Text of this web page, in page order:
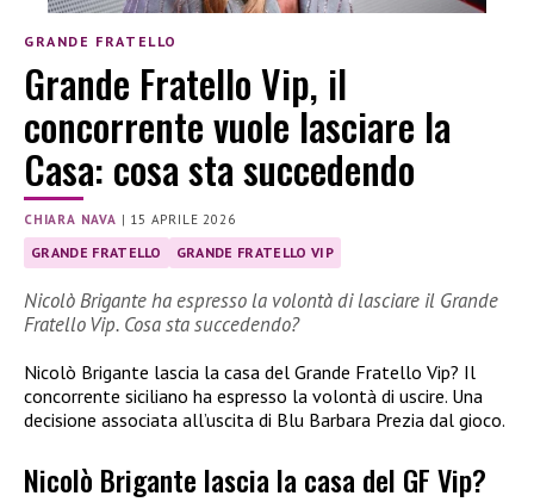
GRANDE FRATELLO
Grande Fratello Vip, il
concorrente vuole lasciare la
Casa: cosa sta succedendo
CHIARA NAVA | 15 APRILE 2026
GRANDE FRATELLO GRANDE FRATELLO VIP
Nicolò Brigante ha espresso la volontà di lasciare il Grande
Fratello Vip. Cosa sta succedendo?
Nicolò Brigante lascia la casa del Grande Fratello Vip? Il
concorrente siciliano ha espresso la volontà di uscire. Una
decisione associata all’uscita di Blu Barbara Prezia dal gioco.
Nicolò Brigante lascia la casa del GF Vip?